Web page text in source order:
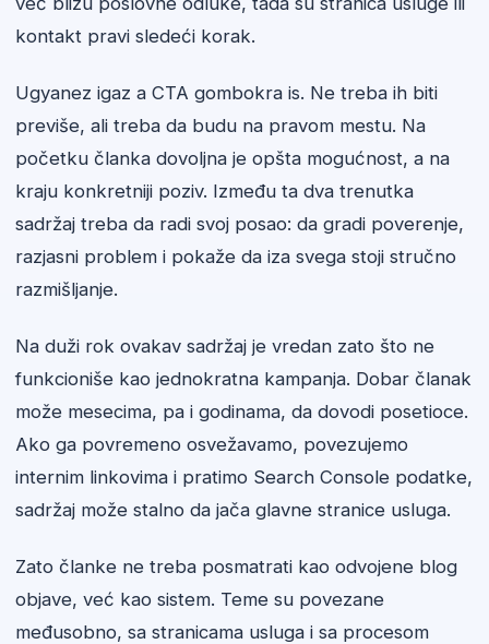
kontakt pravi sledeći korak.
Ugyanez igaz a CTA gombokra is. Ne treba ih biti
previše, ali treba da budu na pravom mestu. Na
početku članka dovoljna je opšta mogućnost, a na
kraju konkretniji poziv. Između ta dva trenutka
sadržaj treba da radi svoj posao: da gradi poverenje,
razjasni problem i pokaže da iza svega stoji stručno
razmišljanje.
Na duži rok ovakav sadržaj je vredan zato što ne
funkcioniše kao jednokratna kampanja. Dobar članak
može mesecima, pa i godinama, da dovodi posetioce.
Ako ga povremeno osvežavamo, povezujemo
internim linkovima i pratimo Search Console podatke,
sadržaj može stalno da jača glavne stranice usluga.
Zato članke ne treba posmatrati kao odvojene blog
objave, već kao sistem. Teme su povezane
međusobno, sa stranicama usluga i sa procesom